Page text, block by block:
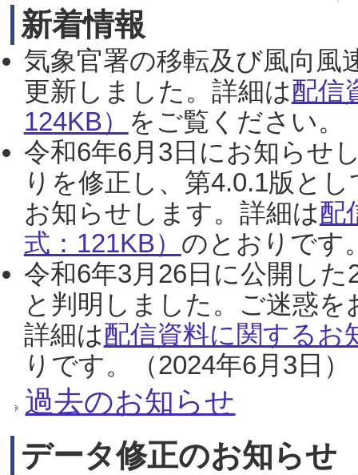
新着情報
気象官署の移転及び風向風
更新しました。詳細は配信
124KB） をご覧ください。
令和6年6月3日にお知らせ
りを修正し、第4.0.1版と
お知らせします。詳細は配
式：121KB） のとおりです
令和6年3月26日に公開し
と判明しました。ご迷惑
詳細は配信資料に関するお
りです。（2024年6月3日）
過去のお知らせ
データ修正のお知らせ